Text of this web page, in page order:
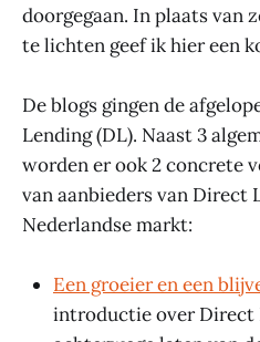
doorgegaan. In plaats van
te lichten geef ik hier een
De blogs gingen de
Lending (DL). Naast 3
worden er ook 2 concrete
van aanbieders van Direct
Nederlandse markt:
Een groeier en een
introductie over Direct